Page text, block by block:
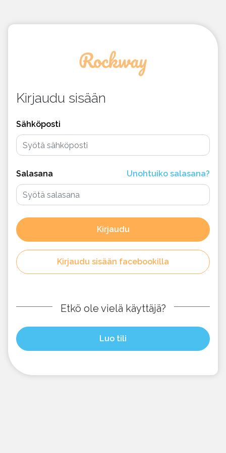
Kirjaudu sisään
Sähköposti
Salasana Unohtuiko salasana?
Kirjaudu
Kirjaudu sisään facebookilla
Etkö ole vielä käyttäjä?
Luo tili